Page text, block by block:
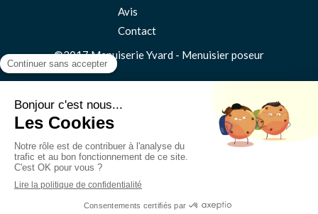
Avis
Contact
©2017 Menuiserie Yvard - Menuisier poseur
Mentions légales
Création et référencement du site par Simplébo